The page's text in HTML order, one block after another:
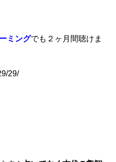
ミングでも２ヶ月間聴けま
29/